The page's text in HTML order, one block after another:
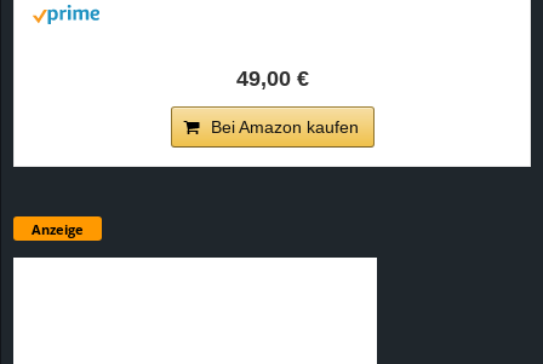
49,00 €
Bei Amazon kaufen
Anzeige